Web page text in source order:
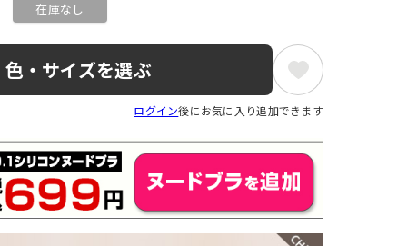
在庫なし
色・サイズを選ぶ
ログイン後にお気に入り追加できます